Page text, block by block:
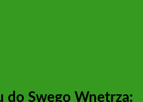
do Swego Wnętrza: